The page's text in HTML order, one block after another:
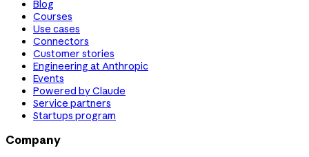
Blog
Courses
Use cases
Connectors
Customer stories
Engineering at Anthropic
Events
Powered by Claude
Service partners
Startups program
Company